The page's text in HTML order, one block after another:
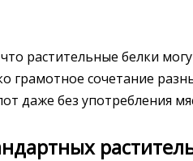
растительные белки
грамотное сочетание
даже без употребления